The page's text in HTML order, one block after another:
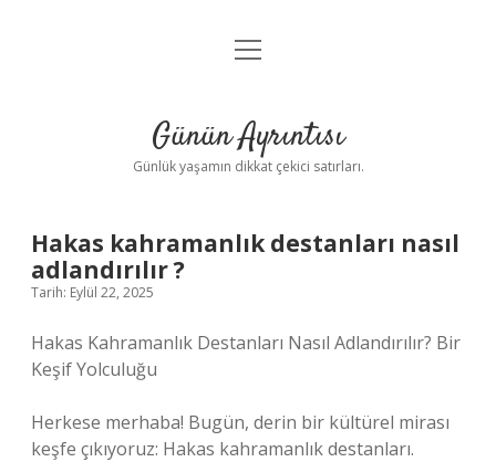
Anasayfa
Yasal Uyarı
menüyü
Günün Ayrıntısı
Günlük yaşamın dikkat çekici satırları.
Hakas kahramanlık destanları nasıl
adlandırılır ?
Tarih: Eylül 22, 2025
Hakas Kahramanlık Destanları Nasıl Adlandırılır? Bir
Keşif Yolculuğu
Herkese merhaba! Bugün, derin bir kültürel mirası
keşfe çıkıyoruz: Hakas kahramanlık destanları.